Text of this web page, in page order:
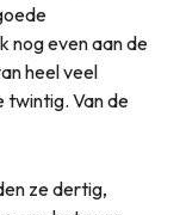
nog even aan de
heel veel
twintig. Van de
ze dertig,